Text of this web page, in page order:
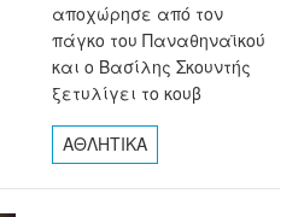
αποχώρησε από τον
πάγκο του Παναθηναϊκού
και ο Βασίλης Σκουντής
ξετυλίγει το κουβ
ΑΘΛΗΤΙΚΑ